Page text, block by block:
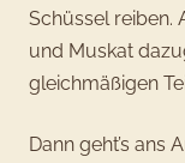
Schüssel reiben.
und Muskat
gleichmäßigen
Dann geht’s ans